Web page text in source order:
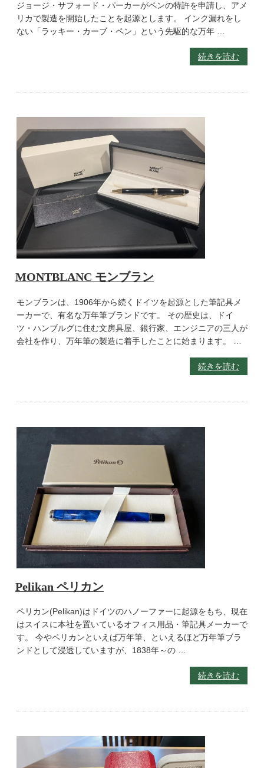
ジョージ・サフォード・パーカーがペンの特許を申請し、アメ
リカで製造を開始したことを起源とします。 インク漏れをし
ない「ラッキー・カーブ・ペン」という先駆的な万年 …
続きを読む
MONTBLANC モンブラン
モンブランは、1906年から続くドイツを起源とした筆記具メ
ーカーで、有名な万年筆ブランドです。 その歴史は、ドイ
ツ・ハンブルグに住む文房具屋、銀行家、エンジニアの三人が
会社を作り、万年筆の製造に着手したことに始まります。 …
続きを読む
Pelikan ペリカン
ペリカン(Pelikan)はドイツのハノーファーに起源をもち、現在
はスイスに本社を置いているオフィス用品・筆記具メーカーで
す。 今やペリカンといえば万年筆、といえるほど万年筆ブラ
ンドとして浸透していますが、1838年～の …
続きを読む